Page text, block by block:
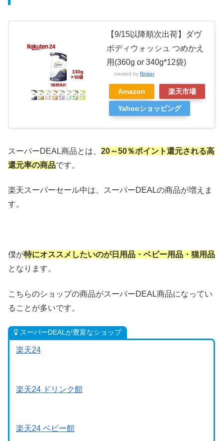
【9/15以降順次出荷】ダヴ
ボディウォッシュ つめかえ
用(360g or 340g*12袋)
created by Rinker
Amazon 楽天市場
Yahooショッピング
スーパーDEAL商品とは、 20～50％ポイント還元される高
還元率の商品です。
楽天スーパーセール中は、スーパーDEALの商品が増えま
す。
僕が特にオススメしたいのが日用品・ベビー用品・猫用品
となります。
こちらのショップの商品がスーパーDEAL商品になってい
ることが多いです。
スーパーDEALが豊富なショップ
楽天24
楽天24 ドリンク館
楽天24 ベビー館